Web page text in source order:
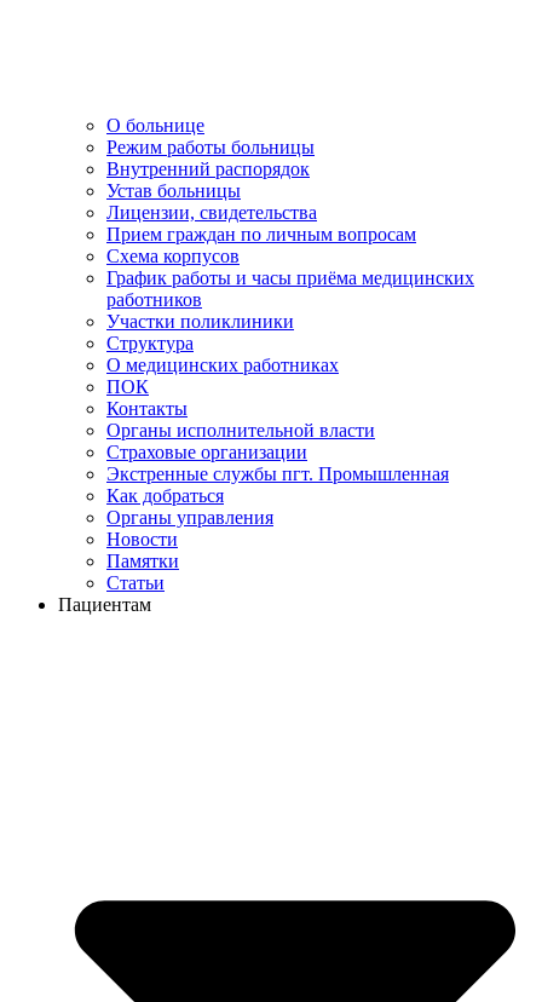
О больнице
Режим работы больницы
Внутренний распорядок
Устав больницы
Лицензии, свидетельства
Прием граждан по личным вопросам
Схема корпусов
График работы и часы приёма медицинских
работников
Участки поликлиники
Структура
О медицинских работниках
ПОК
Контакты
Органы исполнительной власти
Страховые организации
Экстренные службы пгт. Промышленная
Как добраться
Органы управления
Новости
Памятки
Статьи
Пациентам